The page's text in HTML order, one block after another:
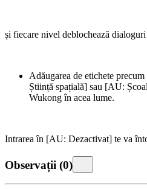
și fiecare nivel deblochează
Adăugarea de etichete
Știință spațială] sau [AU:
Wukong în acea lume.
Intrarea în [AU: Dezactivat] te va
Observații (0)